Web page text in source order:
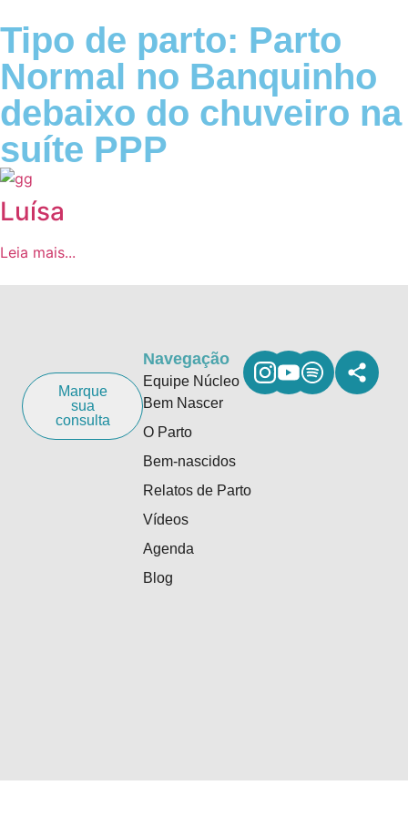
Tipo de parto: Parto
Normal no Banquinho
debaixo do chuveiro na
suíte PPP
Luísa
Leia mais...
Marque
sua
consulta
Navegação
Equipe Núcleo
Bem Nascer
O Parto
Bem-nascidos
Relatos de Parto
Vídeos
Agenda
Blog